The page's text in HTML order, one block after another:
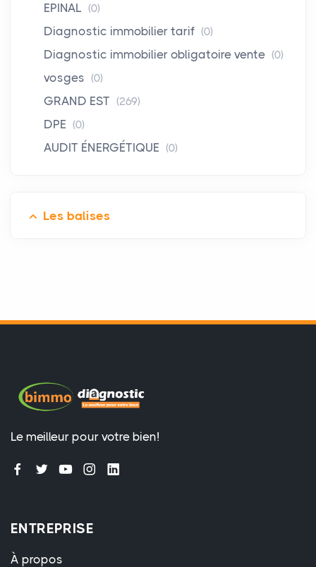
EPINAL (0)
Diagnostic immobilier tarif (0)
Diagnostic immobilier obligatoire vente (0)
vosges (0)
GRAND EST (269)
DPE (0)
AUDIT ÉNERGÉTIQUE (0)
Les balises
Le meilleur pour votre bien!
ENTREPRISE
À propos